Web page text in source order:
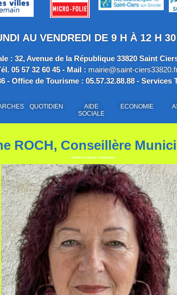
AU VENDREDI DE 9 H À 12 H
: 32, Avenue de la République 33820 Saint
05 57 32 60 45 - Mail : mairie@saint-
- Office de Tourisme : 05.57.32.88.88 - Services
QUOTIDIEN
AIDE
SOCIALE
ECONOMIE
ROCH, Conseillère
Revenir à l'album | Diaporama